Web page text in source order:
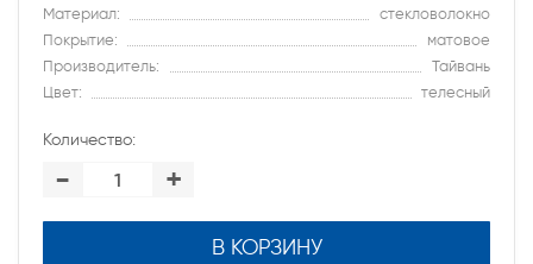
Материал:
стекловолокно
Покрытие:
матовое
Производитель:
Тайвань
Цвет:
телесный
Количество:
- +
В КОРЗИНУ